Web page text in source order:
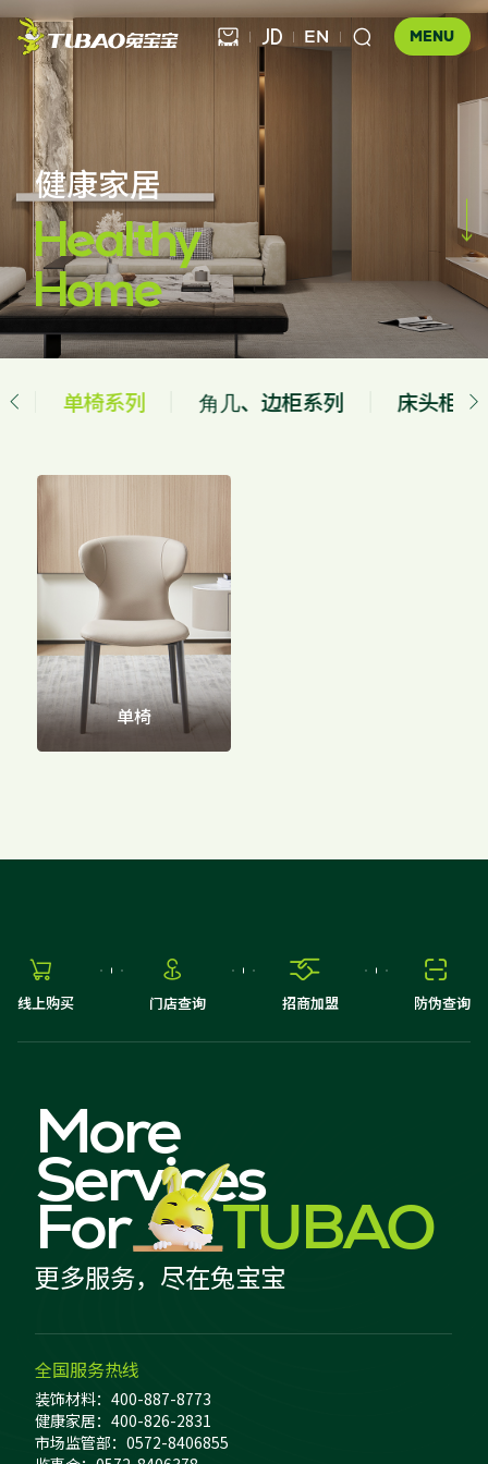
MENU
  EN 
健康饰材
板材
科技木
胶粘材料
健康家居
全屋定制
UNICO
地板
公司介绍
企业文化
发展历程
品牌优势
门店查询
售后服务
违规投诉
品牌视频
人事招聘
基本信息
公司公告
健康家居
Healthy
Home

全屋定制 UNICO 地板 木门 家配
单椅系列 ⻆⼏、边柜系列 床头柜系
 
单椅

线上购买

门店查询

招商加盟

防伪查询
更多服务，尽在兔宝宝
More
Services
For TUBAO
全国服务热线
装饰材料：400-887-8773
健康家居：400-826-2831
市场监管部：0572-8406855